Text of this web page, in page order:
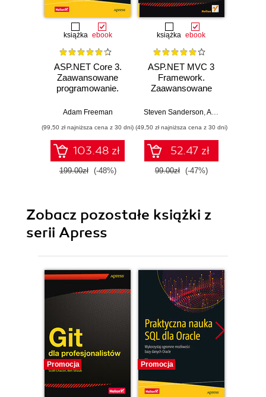
książka ebook
ASP.NET Core 3.
Zaawansowane
programowanie.
Adam Freeman
(99,50 zł najniższa cena z 30 dni)
103.48 zł
199.00zł (-48%)
książka ebook
ASP.NET MVC 3
Framework.
Zaawansowane
Steven Sanderson Adam Freeman
(49,50 zł najniższa cena z 30 dni)
52.47 zł
99.00zł (-47%)
Zobacz pozostałe książki z
serii Apress
Promocja Promocja